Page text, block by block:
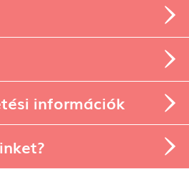
információk